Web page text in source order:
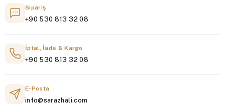
Sipariş
+90 530 813 32 08
İptal, İade & Kargo
+90 530 813 32 08
E-Posta
info@sarazhali.com